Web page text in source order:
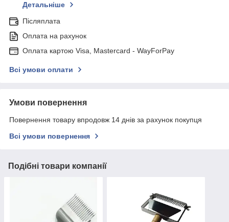
Детальніше
Післяплата
Оплата на рахунок
Оплата картою Visa, Mastercard - WayForPay
Всі умови оплати
Умови повернення
Повернення товару впродовж 14 днів за рахунок покупця
Всі умови повернення
Подібні товари компанії